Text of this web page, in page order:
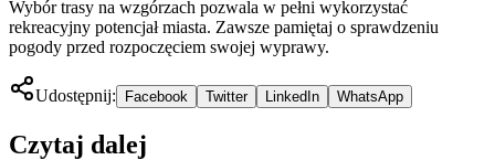
Wybór trasy na wzgórzach pozwala w pełni wykorzystać
rekreacyjny potencjał miasta. Zawsze pamiętaj o sprawdzeniu
pogody przed rozpoczęciem swojej wyprawy.
Udostępnij: Facebook Twitter LinkedIn WhatsApp
Czytaj dalej